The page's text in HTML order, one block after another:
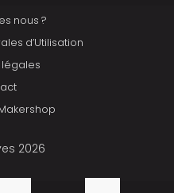
nous ?
d’Utilisation
légales
2026